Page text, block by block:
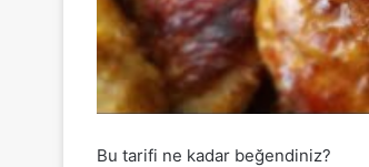
Bu tarifi ne kadar beğendiniz?